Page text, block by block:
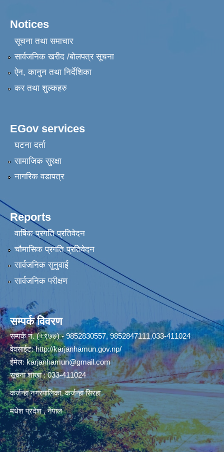
Notices
सूचना तथा समाचार
सार्वजनिक खरीद /बोलपत्र सूचना
ऐन, कानुन तथा निर्देशिका
कर तथा शुल्कहरु
EGov services
घटना दर्ता
सामाजिक सुरक्षा
नागरिक वडापत्र
Reports
वार्षिक प्रगति प्रतिवेदन
चौमासिक प्रगति प्रतिवेदन
सार्वजनिक सुनुवाई
सार्वजनिक परीक्षण
सम्पर्क विवरण
सम्पर्क नं. (+९७७) - 9852830557, 9852847111,033-411024
वेवसाईट:http://karjanhamun.gov.np/
ईमेल:karjanhamun@gmail.com
सूचना शाखा : 033-411024
कर्जन्हा नगरपालिका, कर्जन्हा सिरहा
मधेश प्रदेश , नेपाल